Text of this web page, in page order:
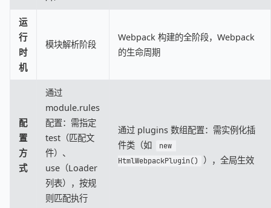
运
行
时
机
模块解析阶段
Webpack 构建的全阶段，Webpack
的生命周期
配
置
方
式
通过
module.rules
配置：需指定
test（匹配文
件）、
use（Loader
列表），按规
则匹配执行
通过 plugins 数组配置：需实例化插
件类（如
new
HtmlWebpackPlugin()
），全局生效